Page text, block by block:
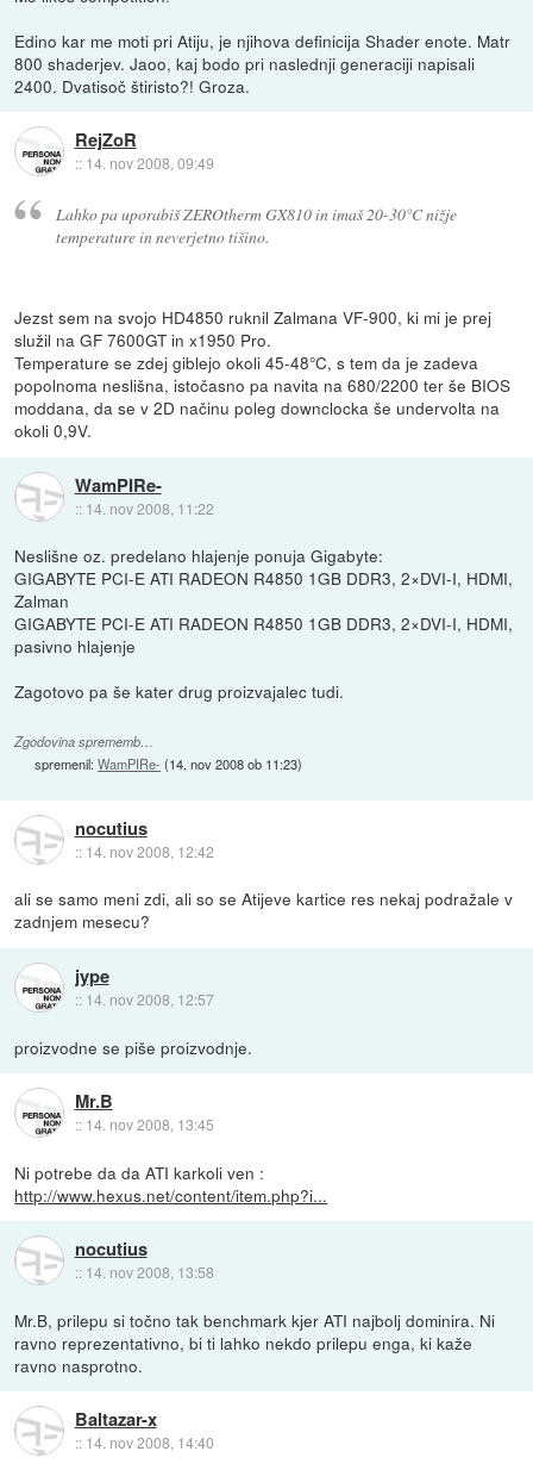
Edino kar me moti pri Atiju, je njihova definicija Shader enote. Matr
800 shaderjev. Jaoo, kaj bodo pri naslednji generaciji napisali
2400. Dvatisoč štiristo?! Groza.
RejZoR
:: 14. nov 2008, 09:49
Lahko pa uporabiš ZEROtherm GX810 in imaš 20-30°C nižje
temperature in neverjetno tišino.
Jezst sem na svojo HD4850 ruknil Zalmana VF-900, ki mi je prej
služil na GF 7600GT in x1950 Pro.
Temperature se zdej giblejo okoli 45-48°C, s tem da je zadeva
popolnoma neslišna, istočasno pa navita na 680/2200 ter še BIOS
moddana, da se v 2D načinu poleg downclocka še undervolta na
okoli 0,9V.
WamPIRe-
:: 14. nov 2008, 11:22
Neslišne oz. predelano hlajenje ponuja Gigabyte:
GIGABYTE PCI-E ATI RADEON R4850 1GB DDR3, 2×DVI-I, HDMI,
Zalman
GIGABYTE PCI-E ATI RADEON R4850 1GB DDR3, 2×DVI-I, HDMI,
pasivno hlajenje
Zagotovo pa še kater drug proizvajalec tudi.
Zgodovina sprememb…
spremenil:WamPIRe- (14. nov 2008 ob 11:23)
nocutius
:: 14. nov 2008, 12:42
ali se samo meni zdi, ali so se Atijeve kartice res nekaj podražale v
zadnjem mesecu?
jype
:: 14. nov 2008, 12:57
proizvodne se piše proizvodnje.
Mr.B
:: 14. nov 2008, 13:45
Ni potrebe da da ATI karkoli ven :
http://www.hexus.net/content/item.php?i...
nocutius
:: 14. nov 2008, 13:58
Mr.B, prilepu si točno tak benchmark kjer ATI najbolj dominira. Ni
ravno reprezentativno, bi ti lahko nekdo prilepu enga, ki kaže
ravno nasprotno.
Baltazar-x
:: 14. nov 2008, 14:40